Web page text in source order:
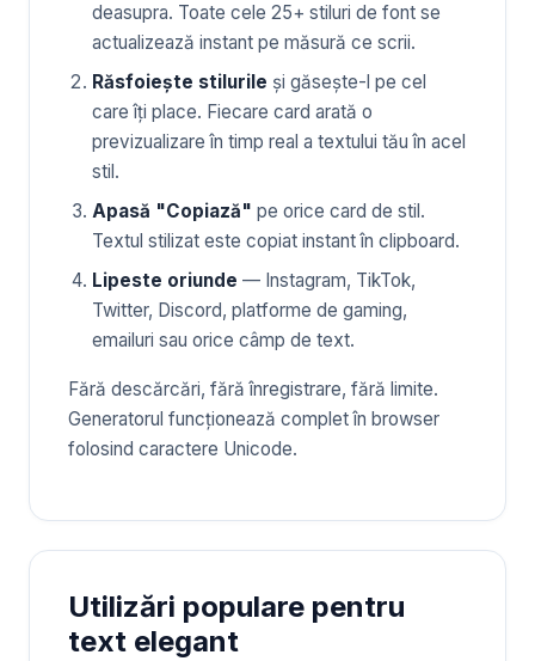
deasupra. Toate cele 25+ stiluri de font se
actualizează instant pe măsură ce scrii.
Răsfoiește stilurile și găsește-l pe cel
care îți place. Fiecare card arată o
previzualizare în timp real a textului tău în acel
stil.
Apasă "Copiază" pe orice card de stil.
Textul stilizat este copiat instant în clipboard.
Lipeste oriunde — Instagram, TikTok,
Twitter, Discord, platforme de gaming,
emailuri sau orice câmp de text.
Fără descărcări, fără înregistrare, fără limite.
Generatorul funcționează complet în browser
folosind caractere Unicode.
Utilizări populare pentru
text elegant